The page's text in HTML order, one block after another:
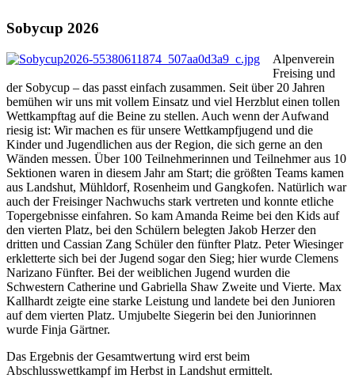
Sobycup 2026
Alpenverein
Freising und
der Sobycup – das passt einfach zusammen. Seit über 20 Jahren
bemühen wir uns mit vollem Einsatz und viel Herzblut einen tollen
Wettkampftag auf die Beine zu stellen. Auch wenn der Aufwand
riesig ist: Wir machen es für unsere Wettkampfjugend und die
Kinder und Jugendlichen aus der Region, die sich gerne an den
Wänden messen. Über 100 Teilnehmerinnen und Teilnehmer aus 10
Sektionen waren in diesem Jahr am Start; die größten Teams kamen
aus Landshut, Mühldorf, Rosenheim und Gangkofen. Natürlich war
auch der Freisinger Nachwuchs stark vertreten und konnte etliche
Topergebnisse einfahren. So kam Amanda Reime bei den Kids auf
den vierten Platz, bei den Schülern belegten Jakob Herzer den
dritten und Cassian Zang Schüler den fünfter Platz. Peter Wiesinger
erkletterte sich bei der Jugend sogar den Sieg; hier wurde Clemens
Narizano Fünfter. Bei der weiblichen Jugend wurden die
Schwestern Catherine und Gabriella Shaw Zweite und Vierte. Max
Kallhardt zeigte eine starke Leistung und landete bei den Junioren
auf dem vierten Platz. Umjubelte Siegerin bei den Juniorinnen
wurde Finja Gärtner.
Das Ergebnis der Gesamtwertung wird erst beim
Abschlusswettkampf im Herbst in Landshut ermittelt.